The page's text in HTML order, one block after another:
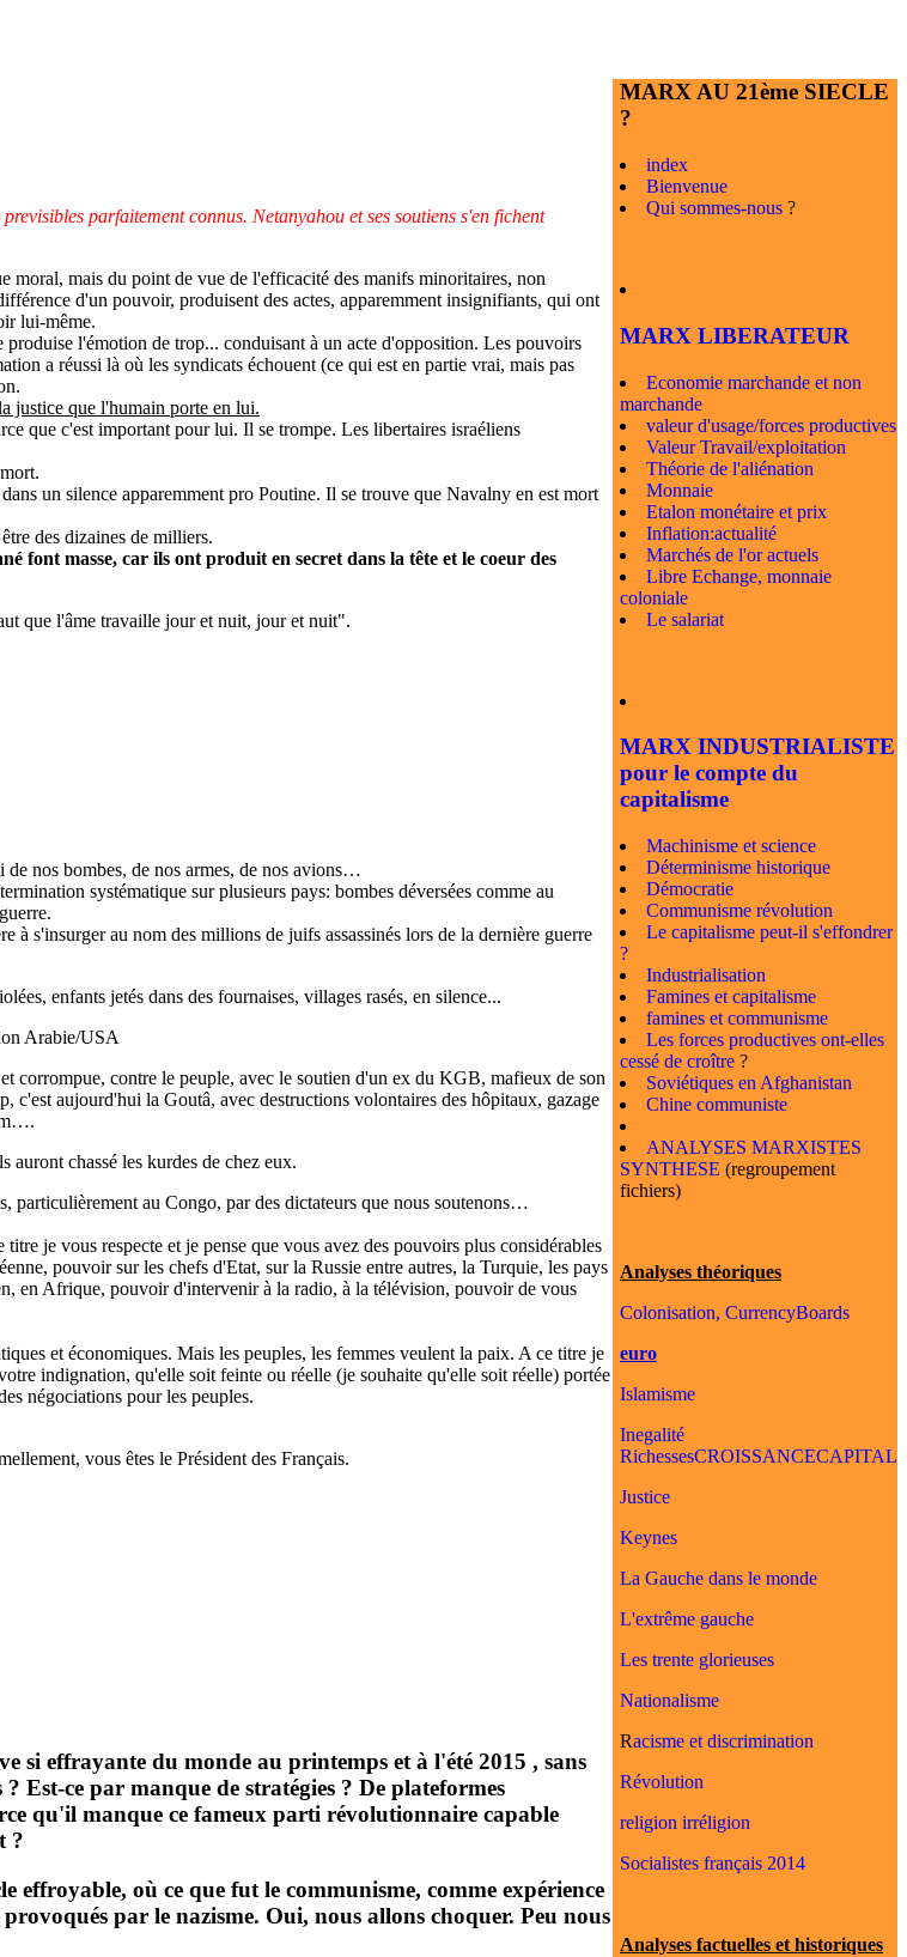
MARX AU 21ème SIECLE
?
index
Bienvenue
Qui sommes-nous ?
MARX LIBERATEUR
Economie marchande et non
marchande
valeur d'usage/forces productives
Valeur Travail/exploitation
Théorie de l'aliénation
Monnaie
Etalon monétaire et prix
Inflation:actualité
Marchés de l'or actuels
Libre Echange, monnaie
coloniale
Le salariat
MARX INDUSTRIALISTE
pour le compte du
capitalisme
Machinisme et science
Déterminisme historique
Démocratie
Communisme révolution
Le capitalisme peut-il s'effondrer
?
Industrialisation
Famines et capitalisme
famines et communisme
Les forces productives ont-elles
cessé de croître ?
Soviétiques en Afghanistan
Chine communiste
ANALYSES MARXISTES
SYNTHESE (regroupement
fichiers)
Analyses théoriques
Colonisation, CurrencyBoards
euro
Islamisme
Inegalité
RichessesCROISSANCECAPITAL
Justice
Keynes
La Gauche dans le monde
L'extrême gauche
Les trente glorieuses
Nationalisme
Racisme et discrimination
Révolution
religion irréligion
Socialistes français 2014
Analyses factuelles et historiques
parfaitement connus. Netanyahou et ses soutiens s'en fichent
moral, mais du point de vue de l'efficacité des manifs minoritaires, non
d'un pouvoir, produisent des actes, apparemment insignifiants, qui ont
lui-même.
l'émotion de trop... conduisant à un acte d'opposition. Les pouvoirs
a réussi là où les syndicats échouent (ce qui est en partie vrai, mais pas
justice que l'humain porte en lui.
que c'est important pour lui. Il se trompe. Les libertaires israéliens
un silence apparemment pro Poutine. Il se trouve que Navalny en est mort
des dizaines de milliers.
font masse, car ils ont produit en secret dans la tête et le coeur des
que l'âme travaille jour et nuit, jour et nuit".
de nos bombes, de nos armes, de nos avions…
systématique sur plusieurs pays: bombes déversées comme au
s'insurger au nom des millions de juifs assassinés lors de la dernière guerre
enfants jetés dans des fournaises, villages rasés, en silence...
Arabie/USA
corrompue, contre le peuple, avec le soutien d'un ex du KGB, mafieux de son
c'est aujourd'hui la Goutâ, avec destructions volontaires des hôpitaux, gazage
auront chassé les kurdes de chez eux.
particulièrement au Congo, par des dictateurs que nous soutenons…
je vous respecte et je pense que vous avez des pouvoirs plus considérables
pouvoir sur les chefs d'Etat, sur la Russie entre autres, la Turquie, les pays
en Afrique, pouvoir d'intervenir à la radio, à la télévision, pouvoir de vous
et économiques. Mais les peuples, les femmes veulent la paix. A ce titre je
indignation, qu'elle soit feinte ou réelle (je souhaite qu'elle soit réelle) portée
négociations pour les peuples.
vous êtes le Président des Français.
si effrayante du monde au printemps et à l'été 2015 , sans
Est-ce par manque de stratégies ? De plateformes
qu'il manque ce fameux parti révolutionnaire capable
?
où ce que fut le communisme, comme expérience
par le nazisme. Oui, nous allons choquer. Peu nous